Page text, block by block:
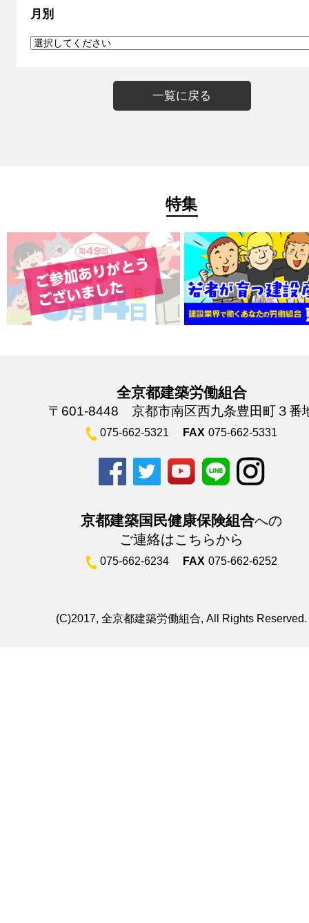
月別
一覧に戻る
特集
全京都建築労働組合
〒601-8448 京都市南区西九条豊田町３番
075-662-5321 FAX 075-662-5331
京都建築国民健康保険組合への
ご連絡はこちらから
075-662-6234 FAX 075-662-6252
(C)2017, 全京都建築労働組合, All Rights Reserved.